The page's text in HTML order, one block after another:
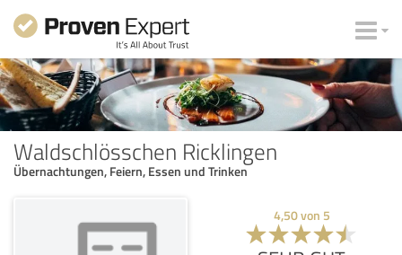
Waldschlösschen Ricklingen
Übernachtungen, Feiern, Essen und Trinken
4,50von 5